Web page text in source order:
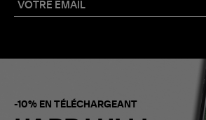
-10% EN TÉLÉCHARGEANT